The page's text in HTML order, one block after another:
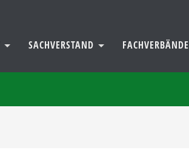
SACHVERSTAND FACHVERBÄNDE